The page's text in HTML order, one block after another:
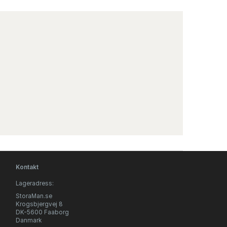
Kontakt
Lageradress:
StoraMan.se
Krogsbjergvej 8
DK-5600 Faaborg
Danmark